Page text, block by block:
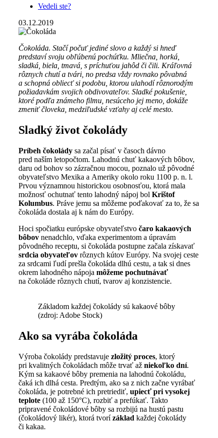
Vedeli ste?
03.12.2019
Čokoláda. Stačí počuť jediné slovo a každý si hneď
predstaví svoju obľúbenú pochúťku. Mliečna, horká,
sladká, biela, tmavá, s príchuťou jahôd či čili. Kráľovná
rôznych chutí a tvári, no predsa vždy rovnako pôvabná
a schopná obliecť si podobu, ktorou ulahodí rôznorodým
požiadavkám svojich obdivovateľov. Sladké pokušenie,
ktoré podľa známeho filmu, nesúceho jej meno, dokáže
zmeniť človeka, medziľudské vzťahy aj celé mesto.
Sladký život čokolády
Príbeh čokolády sa začal písať v časoch dávno
pred naším letopočtom. Lahodnú chuť kakaových bôbov,
daru od bohov so zázračnou mocou, poznalo už pôvodné
obyvateľstvo Mexika a Ameriky okolo roku 1100 p. n. l.
Prvou významnou historickou osobnosťou, ktorá mala
možnosť ochutnať tento lahodný nápoj bol Krištof
Kolumbus. Práve jemu sa môžeme poďakovať za to, že sa
čokoláda dostala aj k nám do Európy.
Hoci spočiatku európske obyvateľstvo čaro kakaových
bôbov nenadchlo, vďaka experimentom a úpravám
pôvodného receptu, si čokoláda postupne začala získavať
srdcia obyvateľov rôznych kútov Európy. Na svojej ceste
za srdcami ľudí prešla čokoláda dlhú cestu, a tak si dnes
okrem lahodného nápoja môžeme pochutnávať
na čokoláde rôznych chutí, tvarov aj konzistencie.
Základom každej čokolády sú kakaové bôby
(zdroj: Adobe Stock)
Ako sa vyrába čokoláda
Výroba čokolády predstavuje zložitý proces, ktorý
pri kvalitných čokoládach môže trvať až niekoľko dní.
Kým sa kakaové bôby premenia na lahodnú čokoládu,
čaká ich dlhá cesta. Predtým, ako sa z nich začne vyrábať
čokoláda, je potrebné ich pretriediť, upiecť pri vysokej
teplote (100 až 150°C), rozbiť a prefúkať. Takto
pripravené čokoládové bôby sa rozbijú na hustú pastu
(čokoládový likér), ktorá tvorízáklad každej čokolády
či kakaa.